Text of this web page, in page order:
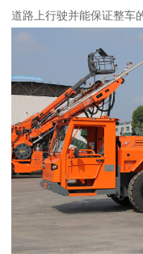
道路上行驶并能保证整车